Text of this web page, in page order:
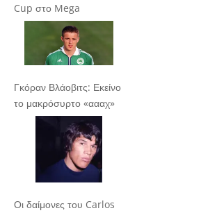
Cup στο Mega
Γκόραν Βλάοβιτς: Εκείνο
το μακρόσυρτο «αααχ»
Οι δαίμονες του Carlos